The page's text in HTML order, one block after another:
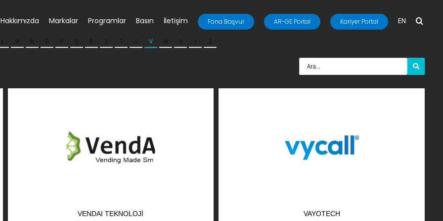
Hakkımızda Markalar Programlar Basın İletişim Fona Başvur AR-GE Portal Kariyer Portal EN
L M N O P Q R S T U V W X Y Z
VENDAI TEKNOLOJI VAYOTECH